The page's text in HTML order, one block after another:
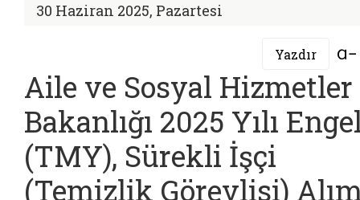
30 Haziran 2025, Pazartesi
Yazdır
Aile ve Sosyal Hizmetler
Bakanlığı 2025 Yılı
(TMY), Sürekli İşçi
(Temizlik Görevlisi)